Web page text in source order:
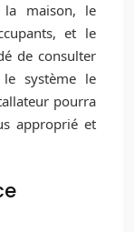
la maison, le
et le
de consulter
système le
pourra
approprié et